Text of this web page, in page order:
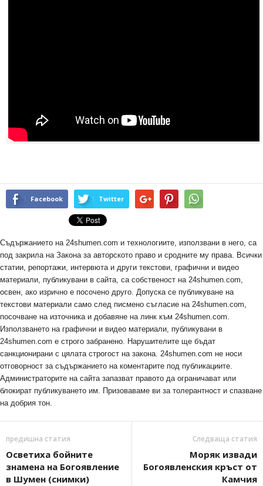
Facebook Twitter
Съдържанието на 24shumen.com и технологиите, използвани в него, са
под закрила на Закона за авторското право и сродните му права. Всички
статии, репортажи, интервюта и други текстови, графични и видео
материали, публикувани в сайта, са собственост на 24shumen.com,
освен, ако изрично е посочено друго. Допуска се публикуване на
текстови материали само след писмено съгласие на 24shumen.com,
посочване на източника и добавяне на линк към 24shumen.com.
Използването на графични и видео материали, публикувани в
24shumen.com е строго забранено. Нарушителите ще бъдат
санкционирани с цялата строгост на закона. 24shumen.com не носи
отговорност за съдържанието на коментарите под публикациите.
Администраторите на сайта запазват правото да ограничават или
блокират публикуването им. Призоваваме ви за толерантност и спазване
на добрия тон.
предишна статия
Осветиха бойните
знамена на Богоявление
в Шумен (снимки)
Следваща статия
Моряк извади
Богоявленския кръст от
Камчия